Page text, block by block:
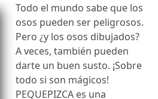
Todo el mundo sabe que los
osos pueden ser peligrosos.
Pero ¿y los osos dibujados?
A veces, también pueden
darte un buen susto. ¡Sobre
todo si son mágicos!
PEQUEPIZCA es una